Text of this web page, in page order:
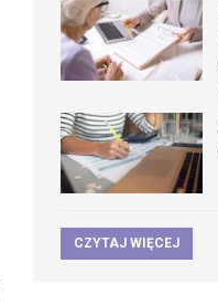
CZYTAJ WIĘCEJ